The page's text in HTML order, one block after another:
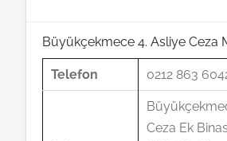
Büyükçekmece 4. Asliye Ceza
Telefon 0212 863
Ceza Ek